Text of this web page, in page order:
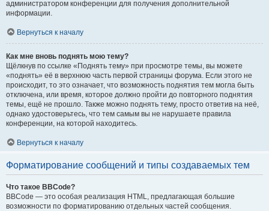
администратором конференции для получения дополнительной
информации.
Вернуться к началу
Как мне вновь поднять мою тему?
Щёлкнув по ссылке «Поднять тему» при просмотре темы, вы можете
«поднять» её в верхнюю часть первой страницы форума. Если этого не
происходит, то это означает, что возможность поднятия тем могла быть
отключена, или время, которое должно пройти до повторного поднятия
темы, ещё не прошло. Также можно поднять тему, просто ответив на неё,
однако удостоверьтесь, что тем самым вы не нарушаете правила
конференции, на которой находитесь.
Вернуться к началу
Форматирование сообщений и типы создаваемых тем
Что такое BBCode?
BBCode — это особая реализация HTML, предлагающая большие
возможности по форматированию отдельных частей сообщения.